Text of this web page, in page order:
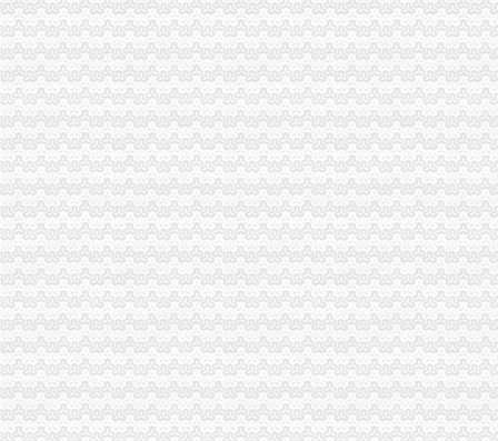
经开区代账公司
【威海专业公司注册,代账报税】-经开区汽车站易登网
【合肥代理收账公司】-合肥经开区哪家代账公司好信者财务优先选择
【天津滨海新区开发区代理记账公司,100元起中信泽谷】-天津技术开
龙岗区代理记账注册公司正规发票金记号财税-深圳58同城
【58同城】温州代理记账_温州代理记账公司
长生桥代账公司
九大社区树南岸社区建设新标杆-法律频道-华龙网
西游真诠-略懂
长生桥塑料印刷图片_长生桥塑料印刷价格图片-重庆易登网
华安逆向策略混合：更新招募说明书（2015年第2号）
江苏旭宝轩艺术品有限公司_志趣
南坪代账公司
重庆市今年9月份平均每个工作日注册微企401户-经典重庆新闻中心-经
杨家坪会计培训学校哪里好？麦积会计【今日推荐网-重庆职业培训】
Android_IT168信息化频道
滨湖会计审计：江舒勤在滨湖区万达广场周边代办公司营业执照代账经
重庆会计培训,重庆会计从业资格培训,重庆会计上岗证培训,重庆会
南岸区代账公司流程